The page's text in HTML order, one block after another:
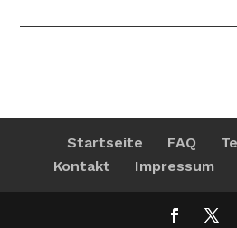
Startseite FAQ
Kontakt
Impressum